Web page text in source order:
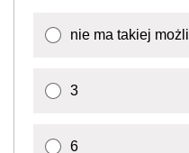
nie ma takiej
3
6